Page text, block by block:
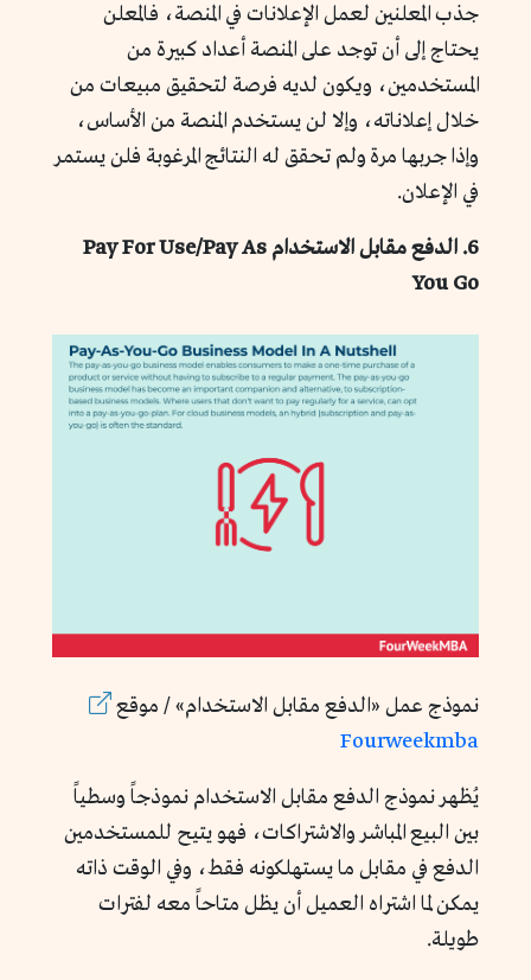
جذب المعلنين لعمل الإعلانات في المنصة، فالمعلن
يحتاج إلى أن توجد على المنصة أعداد كبيرة من
المستخدمين، ويكون لديه فرصة لتحقيق مبيعات من
خلال إعلاناته، وإلا لن يستخدم المنصة من الأساس،
وإذا جربها مرة ولم تحقق له النتائج المرغوبة فلن يستمر
في الإعلان.
6. الدفع مقابل الاستخدام Pay For Use/Pay As
You Go
نموذج عمل «الدفع مقابل الاستخدام» / موقع
Fourweekmba
يُظهر نموذج الدفع مقابل الاستخدام نموذجاً وسطياً
بين البيع المباشر والاشتراكات، فهو يتيح للمستخدمين
الدفع في مقابل ما يستهلكونه فقط، وفي الوقت ذاته
يمكن لما اشتراه العميل أن يظل متاحاً معه لفترات
طويلة.